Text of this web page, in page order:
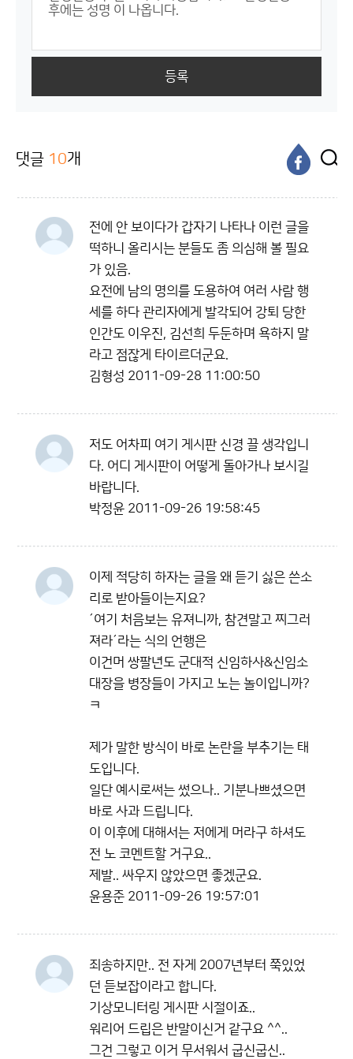
등록
댓글 10개
전에 안 보이다가 갑자기 나타나 이런 글을
떡하니 올리시는 분들도 좀 의심해 볼 필요
가 있음.
요전에 남의 명의를 도용하여 여러 사람 행
세를 하다 관리자에게 발각되어 강퇴 당한
인간도 이우진, 김선희 두둔하며 욕하지 말
라고 점잖게 타이르더군요.
김형성 2011-09-28 11:00:50
저도 어차피 여기 게시판 신경 끌 생각입니
다. 어디 게시판이 어떻게 돌아가나 보시길
바랍니다.
박정윤 2011-09-26 19:58:45
이제 적당히 하자는 글을 왜 듣기 싫은 쓴소
리로 받아들이는지요?
´여기 처음보는 유져니까, 참견말고 찌그러
져라´라는 식의 언행은
이건머 쌍팔년도 군대적 신임하사&신임소
대장을 병장들이 가지고 노는 놀이입니까?
ㅋ
제가 말한 방식이 바로 논란을 부추기는 태
도입니다.
일단 예시로써는 썼으나.. 기분나쁘셨으면
바로 사과 드립니다.
이 이후에 대해서는 저에게 머라구 하셔도
전 노 코멘트할 거구요..
제발.. 싸우지 않았으면 좋겠군요.
윤용준 2011-09-26 19:57:01
죄송하지만.. 전 자게 2007년부터 쭉있었
던 듣보잡이라고 합니다.
기상모니터링 게시판 시절이죠..
워리어 드립은 반말이신거 같구요 ^^..
그건 그렇고 이거 무서워서 굽신굽신..